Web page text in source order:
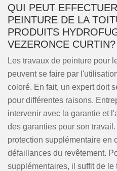
QUI PEUT
PEINTURE DE LA
PRODUITS
VEZERONCE CURTIN?
Les travaux de peinture pour
peuvent se faire par
coloré. En fait, un expert doit
pour différentes raisons.
intervenir avec la garantie et
des garanties pour son
protection supplémentaire en
défaillances du revêtement.
supplémentaires, il suffit de le